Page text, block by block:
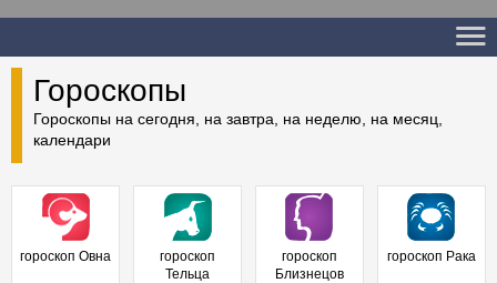
Гороскопы
Гороскопы на сегодня, на завтра, на неделю, на месяц,
календари
гороскоп Овна
гороскоп
Тельца
гороскоп
Близнецов
гороскоп Рака